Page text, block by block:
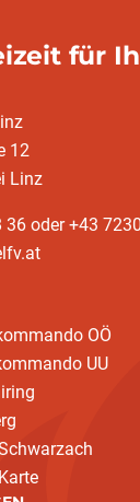
für
12
Linz
oder +43
OÖ
UU